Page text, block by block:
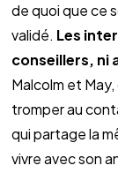
de quoi que ce
validé. Les
conseillers, ni
Malcolm et
tromper au
qui partage la
vivre avec son